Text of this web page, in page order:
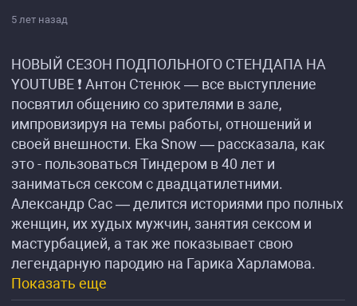
5 лет назад
НОВЫЙ СЕЗОН ПОДПОЛЬНОГО СТЕНДАПА НА
YOUTUBE ❗️ Антон Стенюк — все выступление
посвятил общению со зрителями в зале,
импровизируя на темы работы, отношений и
своей внешности. Eka Snow — рассказала, как
это - пользоваться Тиндером в 40 лет и
заниматься сексом с двадцатилетними.
Александр Сас — делится историями про полных
женщин, их худых мужчин, занятия сексом и
мастурбацией, а так же показывает свою
легендарную пародию на Гарика Харламова.
Показать еще